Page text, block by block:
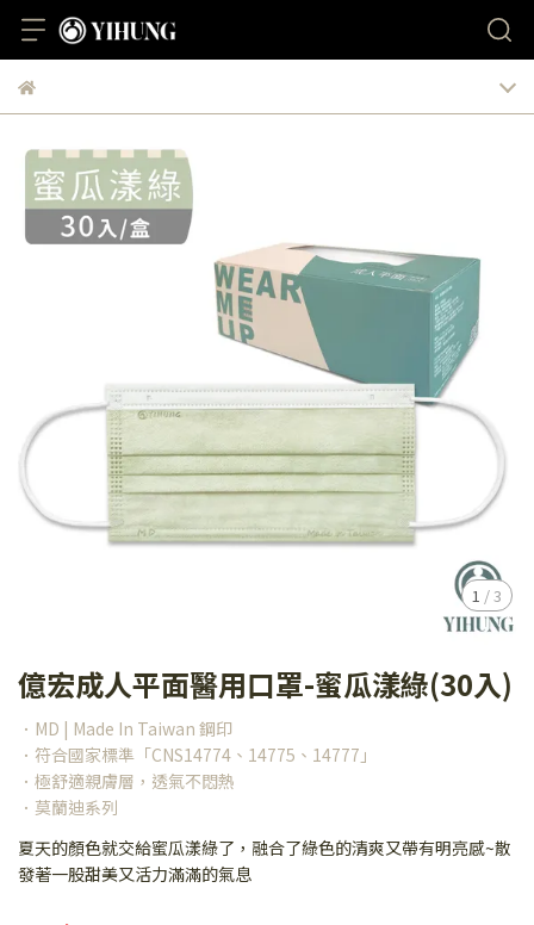
1 /3
億宏成人平面醫用口罩-蜜瓜漾綠(30入)
．MD | Made In Taiwan 鋼印
．符合國家標準「CNS14774、14775、14777」
．極舒適親膚層，透氣不悶熱
．莫蘭迪系列
夏天的顏色就交給蜜瓜漾綠了，融合了綠色的清爽又帶有明亮感~散
發著一股甜美又活力滿滿的氣息